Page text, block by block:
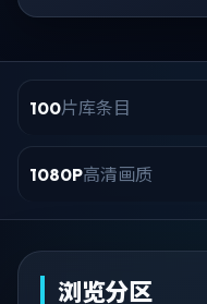
100片库条目
1080P高清画质
浏览分区